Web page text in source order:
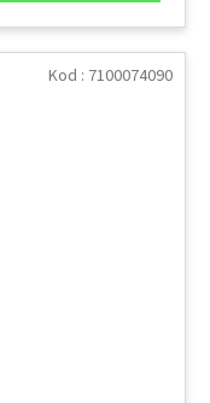
Kod : 7100074090